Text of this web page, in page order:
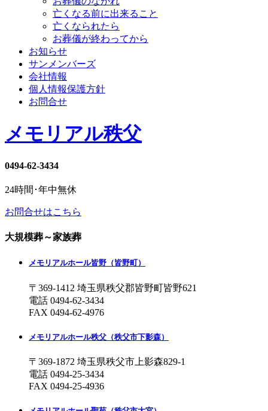
亡くなる前に出来ること
亡くなられたら
お葬儀が終わってから
お知らせ
サンメンバーズ
会社情報
個人情報保護方針
お問合せ
メモリアル秩父
0494-62-3434
24時間･年中無休
お問合せはこちら
大規模葬～家族葬
メモリアルホール皆野 （皆野町）
〒369-1412 埼玉県秩父郡皆野町皆野621
電話 0494-62-3434
FAX 0494-62-4976
メモリアルホール秩父 （秩父市下影森）
〒369-1872 埼玉県秩父市上影森829-1
電話 0494-25-3434
FAX 0494-25-4936